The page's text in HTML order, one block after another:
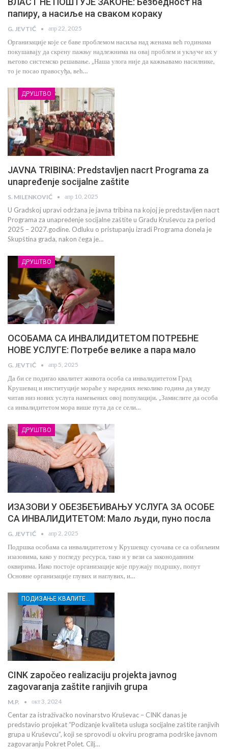
папиру, а насиље на сваком кораку
G. JEVTIĆ апр 22, 2025
Организације које се баве проблемом насиља над женама већ годинама
покушавају да скрену пажњу надлежнима на овај проблем и укључе их у
његово системско решавање. „Наша улога није да кажњавамо насилнике,
то је посао правосуђа, већ…
ДРУШТВО
JAVNA TRIBINA: Predstavljen nacrt Programa za
unapređenje socijalne zaštite
S. MILENKOVIĆ апр 10, 2025
U Gradskoj upravi održana je javna tribina na kojoj je predstavljen nacrt
Programa za unapređenje socijalne zaštite u Gradu Kruševcu za period
2025 – 2027.godine. Odluku o pristupanju izradi Programa donela je
Skupština grada, nakon čega je…
ДРУШТВО
ОСОБАМА СА ИНВАЛИДИТЕТОМ ПОТРЕБНЕ
НОВЕ УСЛУГЕ: Потребе велике а пара мало
G. JEVTIĆ апр 5, 2025
Да би се подигао квалитет живота особа са инвалидитетом Град
Крушевац и институције мораће у наредних неколико година да уведу
читав низ нових услуга намењених овој популацији. „Замислите да особа
са инвалидитетом мора више пута да се сели…
ДРУШТВО
ИЗАЗОВИ У ОБЕЗБЕЂИВАЊУ УСЛУГА ЗА ОСОБЕ
СА ИНВАЛИДИТЕТОМ: Мало људи, пуно посла
G. JEVTIĆ апр 2, 2025
Подршка особама са инвалидитетом у Крушевцу суочава се са озбиљним
изазовима, како у погледу ресурса, тако и у вези са законодавним
оквирима. Иако постоје организације које пружају подршку, попут
Основне организације глувих и наглувих, и…
CINK započeo realizaciju projekta javnog
zagovaranja zaštite ranjivih grupa
M.P. окт 3, 2024
Centar za istraživačko novinarstvo Kruševac – CINK danas je
predstavio projekat “Podizanje kvaliteta usluga socijalne zaštite ranjivih
grupa u Kruševcu”, koji se sprovodi u okviru programa podrške javnom
zagovaranju Pokret Polet. Cilj…